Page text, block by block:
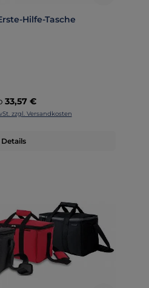
Hilfe-Tasche
Preis:
33,57 €
zzgl. Versandkosten
Details